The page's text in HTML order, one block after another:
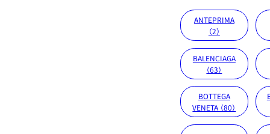
ANTEPRIMA
（2）
BALENCIAGA
（63）
BOTTEGA
VENETA （80）